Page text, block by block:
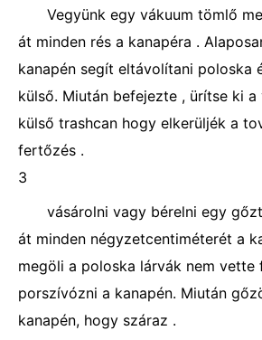
Vegyünk egy vákuum tömlő
át minden rés a kanapéra .
kanapén segít eltávolítani poloska
külső. Miután befejezte , ürítse ki
külső trashcan hogy elkerüljék a
fertőzés .
3
vásárolni vagy bérelni egy
át minden négyzetcentiméterét a
megöli a poloska lárvák nem vette
porszívózni a kanapén. Miután
kanapén, hogy száraz .